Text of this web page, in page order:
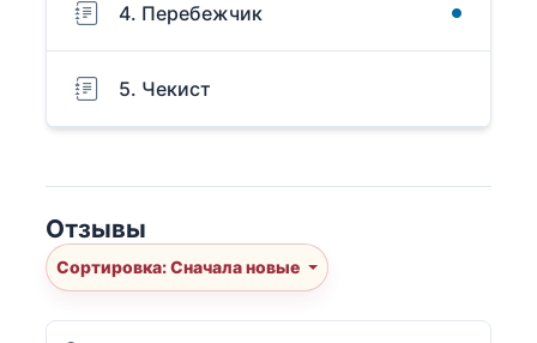
4. Перебежчик
5. Чекист
Отзывы
Сортировка: Сначала новые